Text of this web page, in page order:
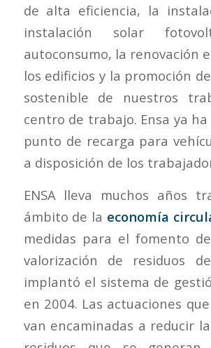
de alta eficiencia, la
instalación solar
autoconsumo, la renovación
los edificios y la promoción
sostenible de nuestros
centro de trabajo. Ensa ya
punto de recarga para
a disposición de los
ENSA lleva muchos años
ámbito de la economía
medidas para el fomento
valorización de residuos
implantó el sistema de
en 2004. Las actuaciones
van encaminadas a reducir